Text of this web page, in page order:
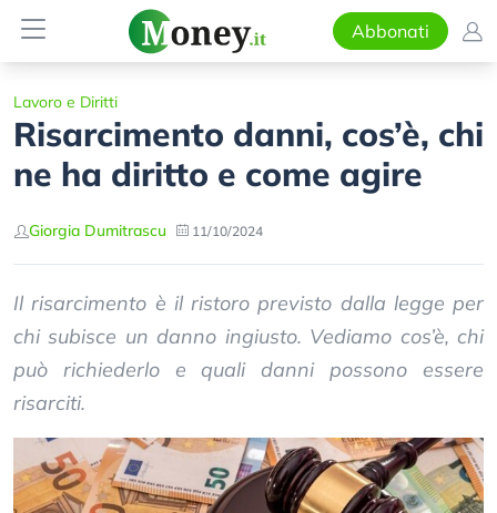
Abbonati
Lavoro e Diritti
Risarcimento danni, cos’è, chi
ne ha diritto e come agire
Giorgia Dumitrascu 11/10/2024
Il risarcimento è il ristoro previsto dalla legge per
chi subisce un danno ingiusto. Vediamo cos’è, chi
può richiederlo e quali danni possono essere
risarciti.